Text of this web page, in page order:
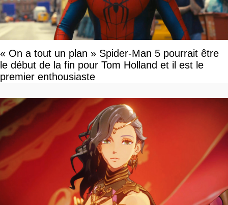
« On a tout un plan » Spider-Man 5 pourrait être
le début de la fin pour Tom Holland et il est le
premier enthousiaste